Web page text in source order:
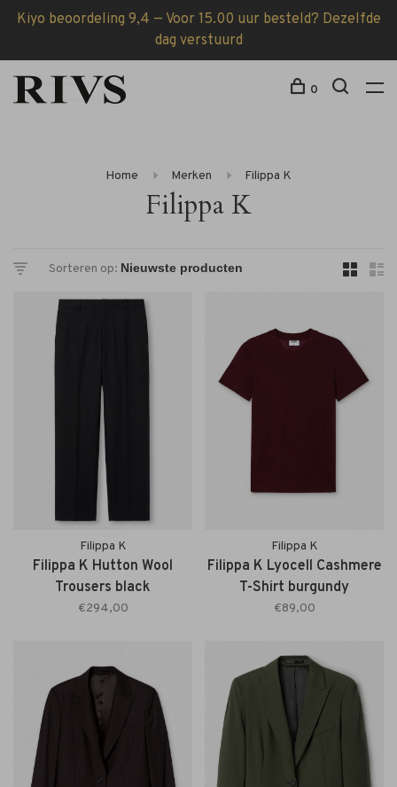
Kiyo beoordeling 9,4 — Voor 15.00 uur besteld? Dezelfde
dag verstuurd
0
Home Merken Filippa K
Filippa K
Sorteren op:
Filippa K
Filippa K Hutton Wool
Trousers black
€294,00
Filippa K
Filippa K Lyocell Cashmere
T-Shirt burgundy
€89,00